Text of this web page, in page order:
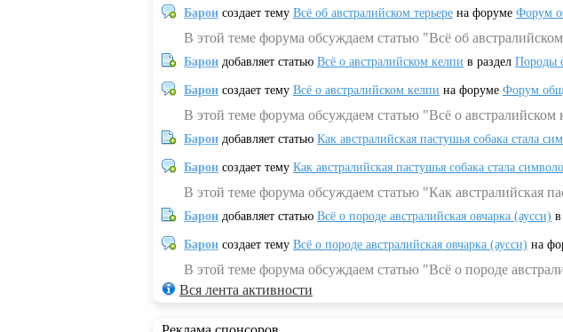
Барон создает тему Всё об австралийском терьере на форуме Форум
В этой теме форума обсуждаем статью "Всё об австралийском
Барон добавляет статью Всё о австралийском келпи в раздел Породы
Барон создает тему Всё о австралийском келпи на форуме Форум
В этой теме форума обсуждаем статью "Всё о австралийском
Барон добавляет статью Как австралийская пастушья собака стала
Барон создает тему Как австралийская пастушья собака стала
В этой теме форума обсуждаем статью "Как австралийская
Барон добавляет статью Всё о породе австралийская овчарка (аусси) в
Барон создает тему Всё о породе австралийская овчарка (аусси) на
В этой теме форума обсуждаем статью "Всё о породе
Вся лента активности